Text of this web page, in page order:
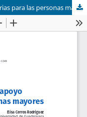
Guadalajara: Redes de apoyo comunitarias para las personas mayores